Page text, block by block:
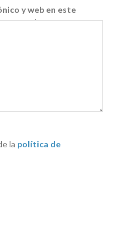
y web en este
comente.
la política de